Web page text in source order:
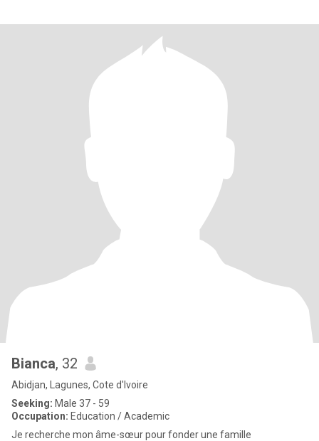
Bianca, 32
Abidjan, Lagunes, Cote d'Ivoire
Seeking: Male 37 - 59
Occupation: Education / Academic
Je recherche mon âme-sœur pour fonder une famille